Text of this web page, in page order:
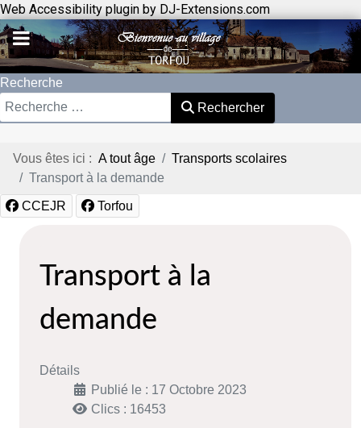
Web Accessibility plugin by DJ-Extensions.com
Recherche
Rechercher
Vous êtes ici : A tout âge
Transports scolaires
Transport à la demande
CCEJR Torfou
Transport à la
demande
Détails
Publié le : 17 Octobre 2023
Clics : 16453